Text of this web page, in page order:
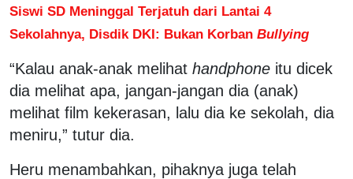
Siswi SD Meninggal Terjatuh dari Lantai 4
Sekolahnya, Disdik DKI: Bukan Korban Bullying
“Kalau anak-anak melihat handphone itu dicek
dia melihat apa, jangan-jangan dia (anak)
melihat film kekerasan, lalu dia ke sekolah, dia
meniru,” tutur dia.
Heru menambahkan, pihaknya juga telah